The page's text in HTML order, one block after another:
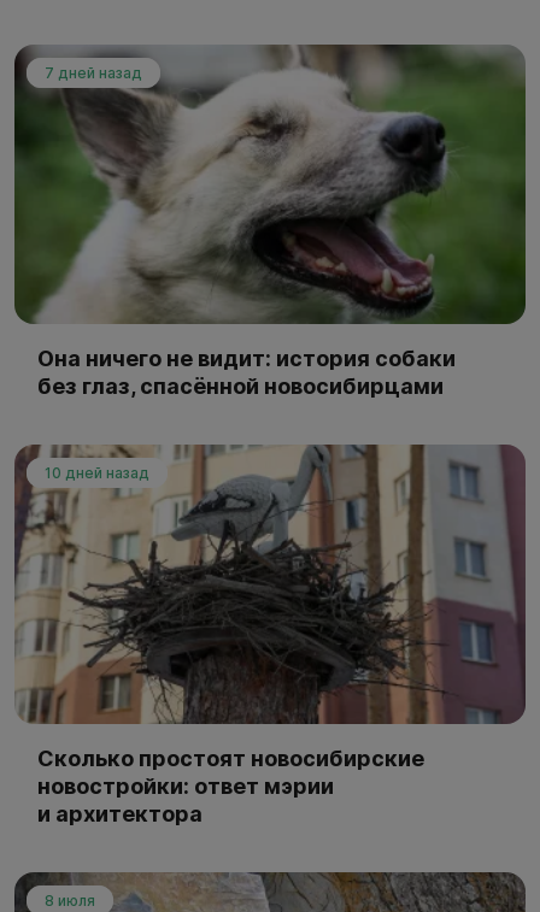
7 дней назад
Она ничего не видит: история собаки
без глаз, спасённой новосибирцами
10 дней назад
Сколько простоят новосибирские
новостройки: ответ мэрии
и архитектора
8 июля